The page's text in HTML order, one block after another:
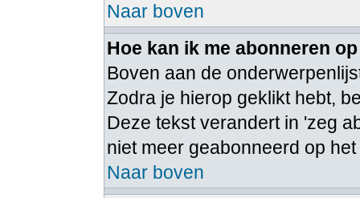
Naar boven
Hoe kan ik me abonneren
Boven aan de
Zodra je hierop geklikt hebt,
Deze tekst verandert in 'zeg
niet meer geabonneerd op
Naar boven